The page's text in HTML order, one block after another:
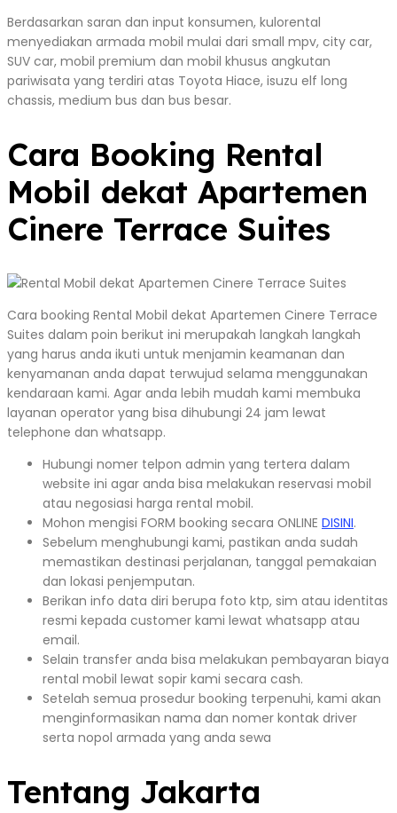
Berdasarkan saran dan input konsumen, kulorental
menyediakan armada mobil mulai dari small mpv, city car,
SUV car, mobil premium dan mobil khusus angkutan
pariwisata yang terdiri atas Toyota Hiace, isuzu elf long
chassis, medium bus dan bus besar.
Cara Booking Rental
Mobil dekat Apartemen
Cinere Terrace Suites
Cara booking Rental Mobil dekat Apartemen Cinere Terrace
Suites dalam poin berikut ini merupakah langkah langkah
yang harus anda ikuti untuk menjamin keamanan dan
kenyamanan anda dapat terwujud selama menggunakan
kendaraan kami. Agar anda lebih mudah kami membuka
layanan operator yang bisa dihubungi 24 jam lewat
telephone dan whatsapp.
Hubungi nomer telpon admin yang tertera dalam
website ini agar anda bisa melakukan reservasi mobil
atau negosiasi harga rental mobil.
Mohon mengisi FORM booking secara ONLINE DISINI.
Sebelum menghubungi kami, pastikan anda sudah
memastikan destinasi perjalanan, tanggal pemakaian
dan lokasi penjemputan.
Berikan info data diri berupa foto ktp, sim atau identitas
resmi kepada customer kami lewat whatsapp atau
email.
Selain transfer anda bisa melakukan pembayaran biaya
rental mobil lewat sopir kami secara cash.
Setelah semua prosedur booking terpenuhi, kami akan
menginformasikan nama dan nomer kontak driver
serta nopol armada yang anda sewa
Tentang Jakarta